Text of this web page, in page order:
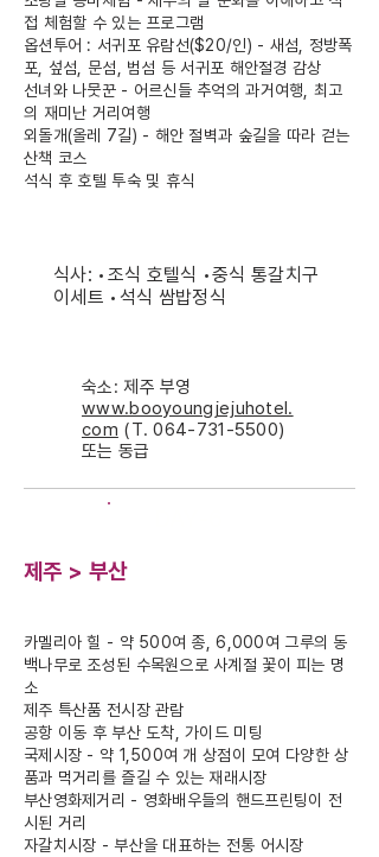
접 체험할 수 있는 프로그램
옵션투어 : 서귀포 유람선($20/인) - 새섬, 정방폭
포, 섶섬, 문섬, 범섬 등 서귀포 해안절경 감상
선녀와 나뭇꾼 - 어르신들 추억의 과거여행, 최고
의 재미난 거리여행
외돌개(올레 7길) - 해안 절벽과 숲길을 따라 걷는
산책 코스
석식 후 호텔 투숙 및 휴식
식사: •조식 호텔식 •중식 통갈치구
이세트 •석식 쌈밥정식
숙소: 제주 부영
www.booyoungjejuhotel.
com (T.064-731-5500)
또는 동급
제주 > 부산
카멜리아 힐 - 약 500여 종, 6,000여 그루의 동
백나무로 조성된 수목원으로 사계절 꽃이 피는 명
소
제주 특산품 전시장 관람
공항 이동 후 부산 도착, 가이드 미팅
국제시장 - 약 1,500여 개 상점이 모여 다양한 상
품과 먹거리를 즐길 수 있는 재래시장
부산영화제거리 - 영화배우들의 핸드프린팅이 전
시된 거리
자갈치시장 - 부산을 대표하는 전통 어시장